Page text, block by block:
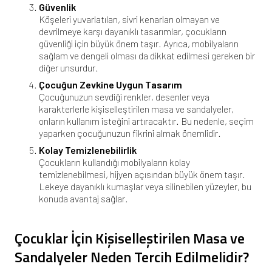
Güvenlik
Köşeleri yuvarlatılan, sivri kenarları olmayan ve
devrilmeye karşı dayanıklı tasarımlar, çocukların
güvenliği için büyük önem taşır. Ayrıca, mobilyaların
sağlam ve dengeli olması da dikkat edilmesi gereken bir
diğer unsurdur.
Çocuğun Zevkine Uygun Tasarım
Çocuğunuzun sevdiği renkler, desenler veya
karakterlerle kişiselleştirilen masa ve sandalyeler,
onların kullanım isteğini artıracaktır. Bu nedenle, seçim
yaparken çocuğunuzun fikrini almak önemlidir.
Kolay Temizlenebilirlik
Çocukların kullandığı mobilyaların kolay
temizlenebilmesi, hijyen açısından büyük önem taşır.
Lekeye dayanıklı kumaşlar veya silinebilen yüzeyler, bu
konuda avantaj sağlar.
Çocuklar İçin Kişiselleştirilen Masa ve
Sandalyeler Neden Tercih Edilmelidir?